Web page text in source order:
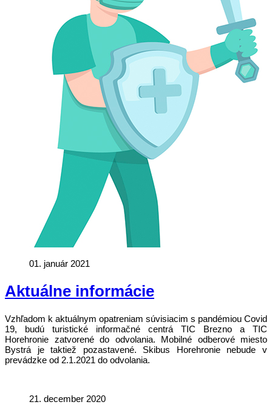
01. január 2021
Aktuálne informácie
Vzhľadom k aktuálnym opatreniam súvisiacim s pandémiou Covid
19, budú turistické informačné centrá TIC Brezno a TIC
Horehronie zatvorené do odvolania. Mobilné odberové miesto
Bystrá je taktiež pozastavené. Skibus Horehronie nebude v
prevádzke od 2.1.2021 do odvolania.
21. december 2020